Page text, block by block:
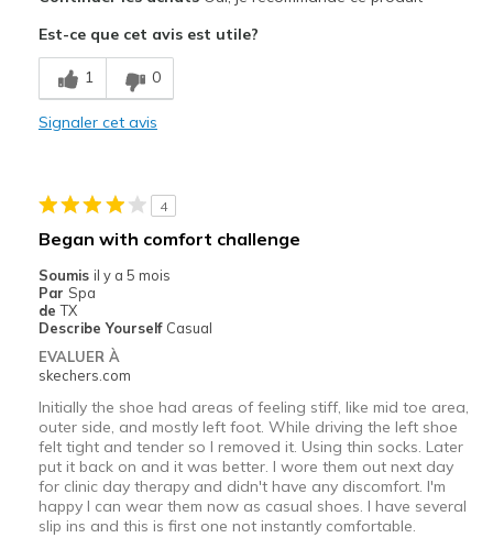
Comfortable
Stylish
Going Out
Sizing
Feels true to size
View On Shoes
I'm Into Shoes
Est-ce que cet avis est utile?
1 0
Signaler cet avis
4
Began with comfort challenge
Soumis il y a 5 mois
Par Spa
de TX
Describe Yourself Casual
EVALUER À
skechers.com
Initially the shoe had areas of feeling stiff, like mid toe area,
outer side, and mostly left foot. While driving the left shoe
felt tight and tender so I removed it. Using thin socks. Later
put it back on and it was better. I wore them out next day
for clinic day therapy and didn't have any discomfort. I'm
happy I can wear them now as casual shoes. I have several
slip ins and this is first one not instantly comfortable.